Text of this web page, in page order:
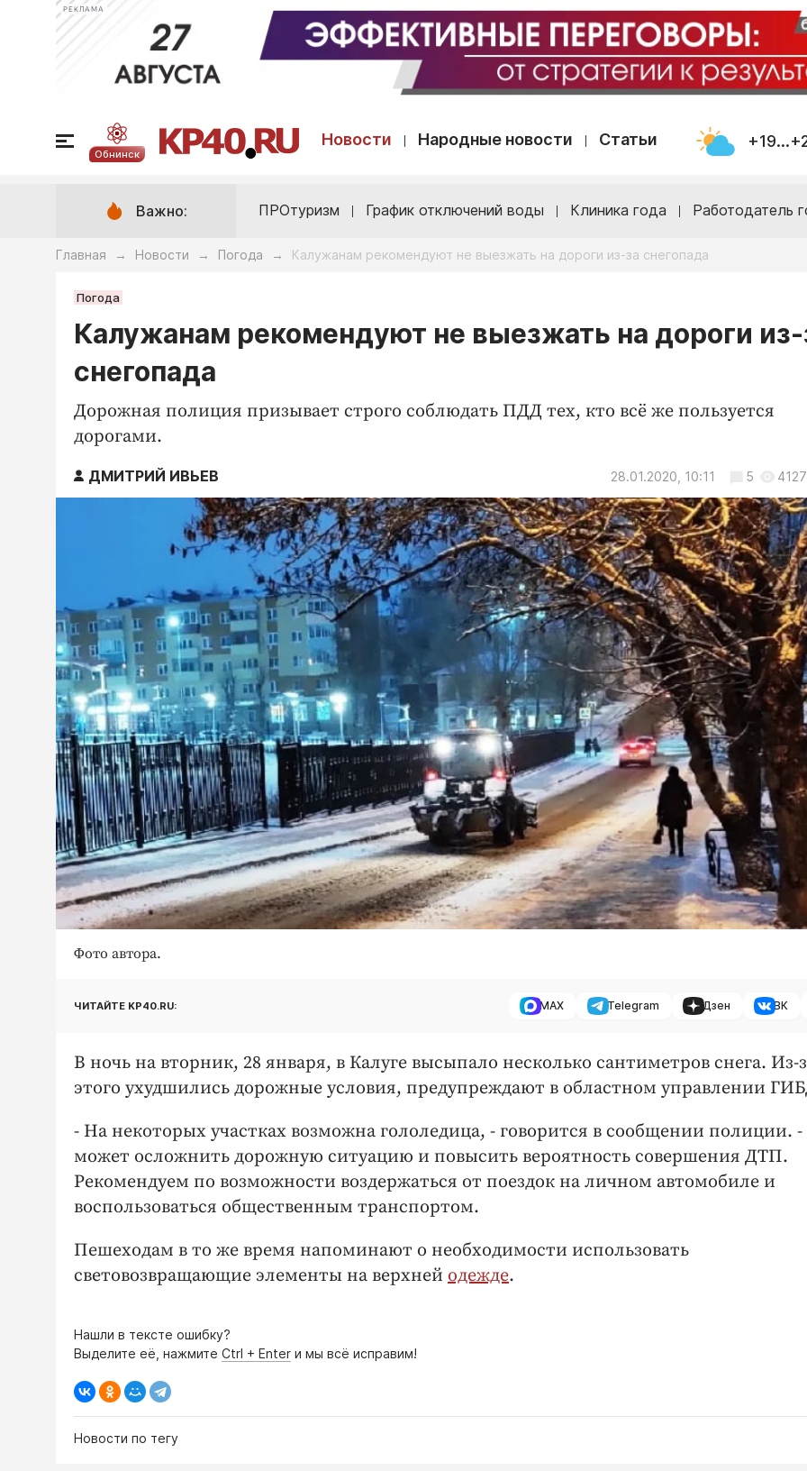
РЕКЛАМА
Обнинск
Новости Народные новости Статьи
Важно: ПРОтуризм График отключений воды Клиника года Работодатель
Главная → Новости → Погода → Калужанам рекомендуют не выезжать на дороги из-за снегопада
Погода
Калужанам рекомендуют не выезжать на дороги из-
снегопада
Дорожная полиция призывает строго соблюдать ПДД тех, кто всё же пользуется
дорогами.
ДМИТРИЙ ИВЬЕВ 28.01.2020, 10:11 5 4127
Фото автора.
ЧИТАЙТЕ KP40.RU: MAX Telegram Дзен ВК
В ночь на вторник, 28 января, в Калуге высыпало несколько сантиметров снега. Из-
этого ухудшились дорожные условия, предупреждают в областном управлении
- На некоторых участках возможна гололедица, - говорится в сообщении полиции. -
может осложнить дорожную ситуацию и повысить вероятность совершения ДТП.
Рекомендуем по возможности воздержаться от поездок на личном автомобиле и
воспользоваться общественным транспортом.
Пешеходам в то же время напоминают о необходимости использовать
световозвращающие элементы на верхней одежде.
Нашли в тексте ошибку?
Выделите её, нажмите Ctrl + Enter и мы всё исправим!
Новости по тегу